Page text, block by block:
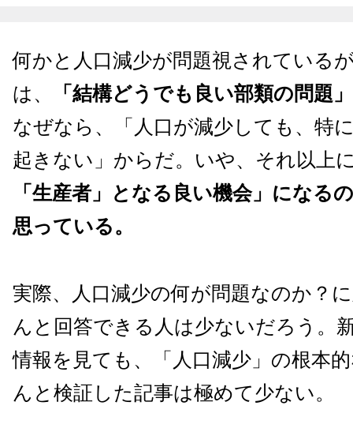
何かと人口減少が問題視されている
は、
「結構どうでも良い部類の問題」
なぜなら、「人口が減少しても、特
起きない」からだ。いや、それ以上
「生産者」となる良い機会」になる
思っている。
実際、人口減少の何が問題なのか？
んと回答できる人は少ないだろう。
情報を見ても、「人口減少」の根本
んと検証した記事は極めて少ない。